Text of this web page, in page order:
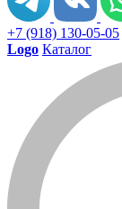
+7 (918) 130-05-05
Logo Каталог